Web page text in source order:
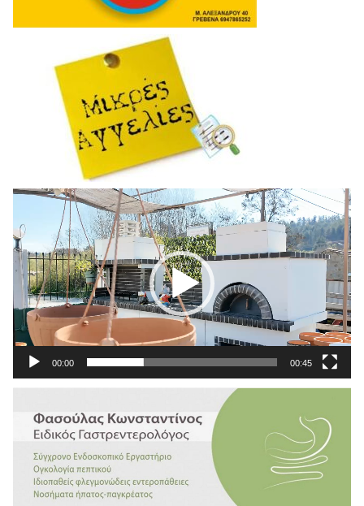
Πρόγραμμα
Αναπαραγωγής
Βίντεο
00:00 00:45